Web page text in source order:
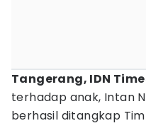
Tangerang, IDN
terhadap anak, Intan
berhasil ditangkap